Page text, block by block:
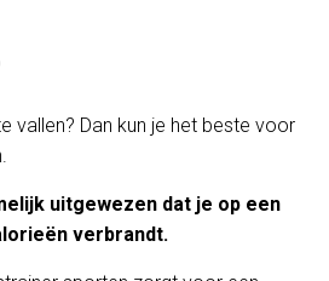
vallen? Dan kun je het beste voor
uitgewezen dat je op een
verbrandt.